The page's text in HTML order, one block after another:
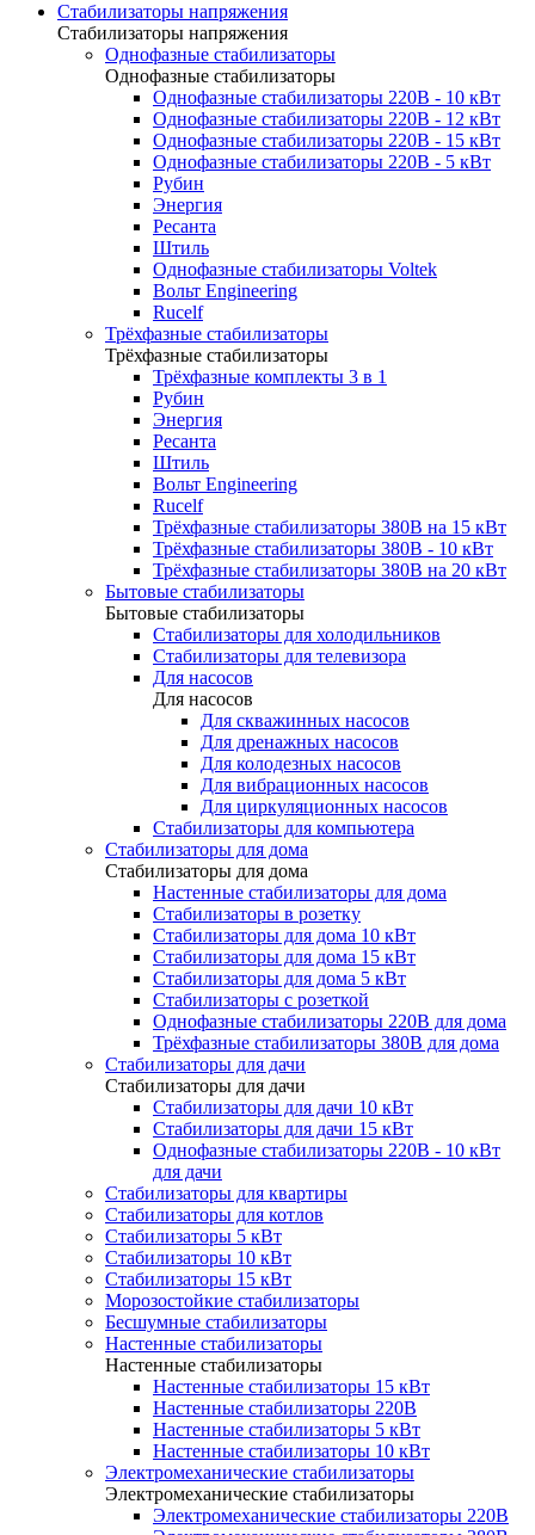
Стабилизаторы напряжения
Стабилизаторы напряжения
Однофазные стабилизаторы
Однофазные стабилизаторы
Однофазные стабилизаторы 220В - 10 кВт
Однофазные стабилизаторы 220В - 12 кВт
Однофазные стабилизаторы 220В - 15 кВт
Однофазные стабилизаторы 220В - 5 кВт
Рубин
Энергия
Ресанта
Штиль
Однофазные стабилизаторы Voltek
Вольт Engineering
Rucelf
Трёхфазные стабилизаторы
Трёхфазные стабилизаторы
Трёхфазные комплекты 3 в 1
Рубин
Энергия
Ресанта
Штиль
Вольт Engineering
Rucelf
Трёхфазные стабилизаторы 380В на 15 кВт
Трёхфазные стабилизаторы 380В - 10 кВт
Трёхфазные стабилизаторы 380В на 20 кВт
Бытовые стабилизаторы
Бытовые стабилизаторы
Стабилизаторы для холодильников
Стабилизаторы для телевизора
Для насосов
Для насосов
Для скважинных насосов
Для дренажных насосов
Для колодезных насосов
Для вибрационных насосов
Для циркуляционных насосов
Стабилизаторы для компьютера
Стабилизаторы для дома
Стабилизаторы для дома
Настенные стабилизаторы для дома
Стабилизаторы в розетку
Стабилизаторы для дома 10 кВт
Стабилизаторы для дома 15 кВт
Стабилизаторы для дома 5 кВт
Стабилизаторы с розеткой
Однофазные стабилизаторы 220В для дома
Трёхфазные стабилизаторы 380В для дома
Стабилизаторы для дачи
Стабилизаторы для дачи
Стабилизаторы для дачи 10 кВт
Стабилизаторы для дачи 15 кВт
Однофазные стабилизаторы 220В - 10 кВт
для дачи
Стабилизаторы для квартиры
Стабилизаторы для котлов
Стабилизаторы 5 кВт
Стабилизаторы 10 кВт
Стабилизаторы 15 кВт
Морозостойкие стабилизаторы
Бесшумные стабилизаторы
Настенные стабилизаторы
Настенные стабилизаторы
Настенные стабилизаторы 15 кВт
Настенные стабилизаторы 220В
Настенные стабилизаторы 5 кВт
Настенные стабилизаторы 10 кВт
Электромеханические стабилизаторы
Электромеханические стабилизаторы
Электромеханические стабилизаторы 220В